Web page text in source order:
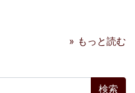
» もっと読む